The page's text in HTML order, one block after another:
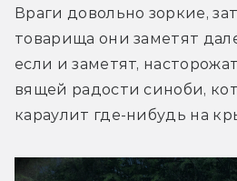
Враги довольно зоркие,
товарища они заметят
если и заметят,
вящей радости cиноби,
караулит где-нибудь на